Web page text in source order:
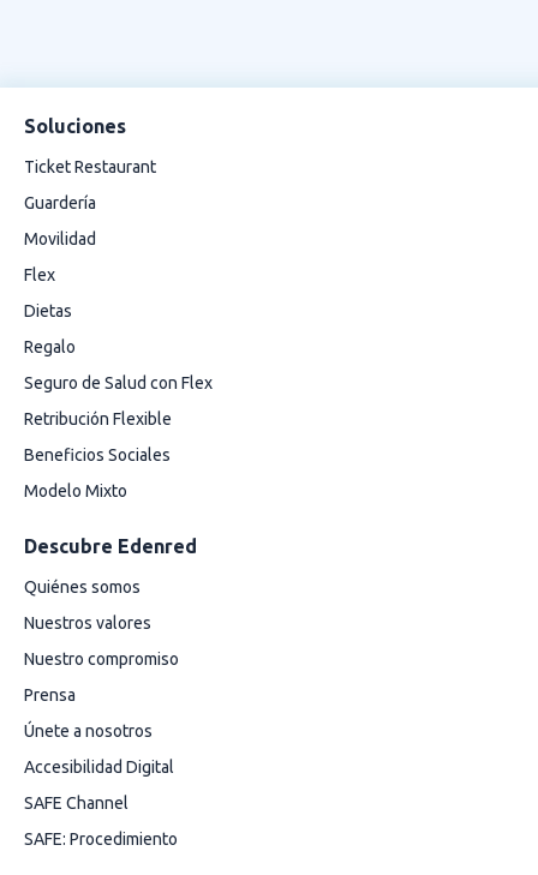
Soluciones
Ticket Restaurant
Guardería
Movilidad
Flex
Dietas
Regalo
Seguro de Salud con Flex
Retribución Flexible
Beneficios Sociales
Modelo Mixto
Descubre Edenred
Quiénes somos
Nuestros valores
Nuestro compromiso
Prensa
Únete a nosotros
Accesibilidad Digital
SAFE Channel
SAFE: Procedimiento